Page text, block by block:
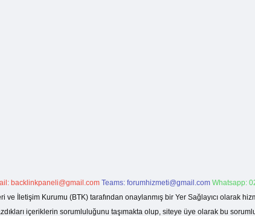
backlinkpaneli@gmail.com Teams: forumhizmeti@gmail.com Whatsapp:
ve İletişim Kurumu (BTK) tarafından onaylanmış bir Yer Sağlayıcı olarak
içeriklerin sorumluluğunu taşımakta olup, siteye üye olarak bu